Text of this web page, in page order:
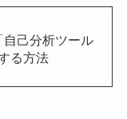
自己分析ツール
る方法